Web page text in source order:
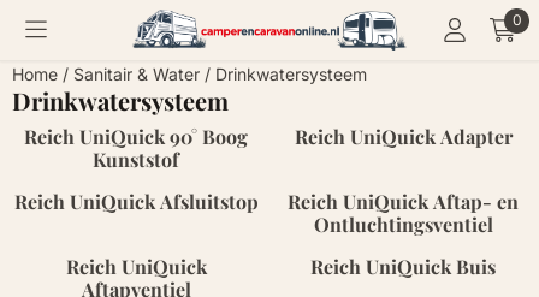
Cookievoorkeuren zijn momenteel gesloten. 0
Home / Sanitair & Water / Drinkwatersysteem
Drinkwatersysteem
Reich UniQuick 90° Boog
Kunststof
Reich UniQuick Adapter
Reich UniQuick Afsluitstop
Reich UniQuick Aftap- en
Ontluchtingsventiel
Reich UniQuick
Aftapventiel
Reich UniQuick Buis